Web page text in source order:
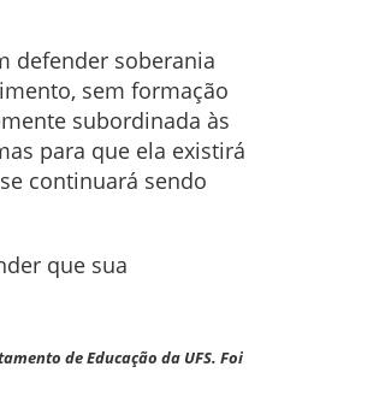
defender soberania
sem formação
subordinada às
para que ela existirá
continuará sendo
que sua
de Educação da UFS. Foi